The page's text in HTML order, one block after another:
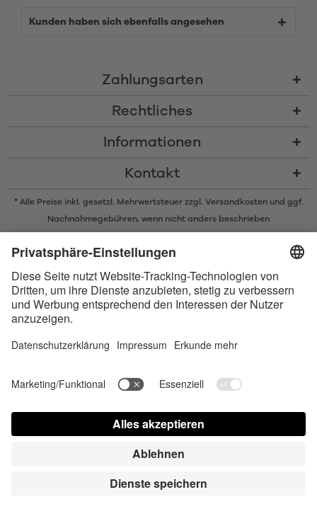
Kunden haben sich ebenfalls angesehen
Zahlungsarten
Rechtliches
Informationen
Kontakt
* Alle Preise inkl. gesetzl. Mehrwertsteuer zzgl. Versandkostenund ggf.
Nachnahmegebühren, wenn nicht anders beschrieben
und Eigentum der Bluetooth SIG, Inc. Die Nutzung dieser Marken durch
Apple und das Apple-Logo sind eingetragene Marken von Apple Inc.
Google Play und das Google Play-Logo sind Marken von Google LLC.
Contact us today
Gebrauchsuweisung Kontakt